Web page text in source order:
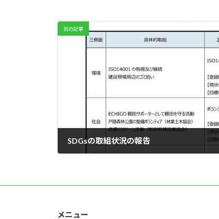
前の記事
SDGsの取組状況の報告
メニュー